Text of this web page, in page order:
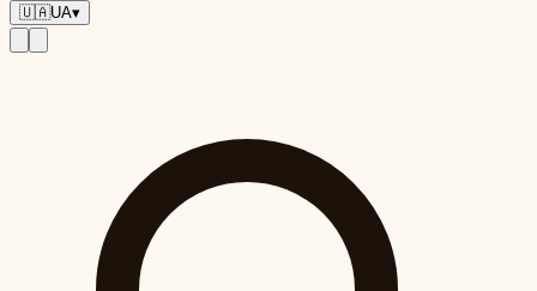
🇺🇦UA▾